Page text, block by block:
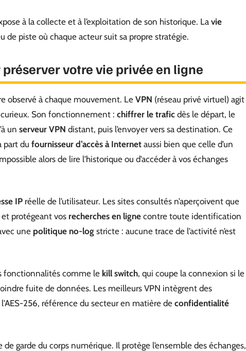
à la collecte et à l’exploitation de son historique. La vie
de piste où chaque acteur suit sa propre stratégie.
votre vie privée en ligne
observé à chaque mouvement. Le VPN (réseau privé virtuel) agit
Son fonctionnement : chiffrer le trafic dès le départ, le
un serveur VPN distant, puis l’envoyer vers sa destination. Ce
part du fournisseur d’accès à Internet aussi bien que celle d’un
alors de lire l’historique ou d’accéder à vos échanges
IP réelle de l’utilisateur. Les sites consultés n’aperçoivent que
protégeant vos recherches en ligne contre toute identification
une politique no-log stricte : aucune trace de l’activité n’est
fonctionnalités comme le kill switch, qui coupe la connexion si le
fuite de données. Les meilleurs VPN intègrent des
256, référence du secteur en matière de confidentialité
garde du corps numérique. Il protège l’ensemble des échanges,